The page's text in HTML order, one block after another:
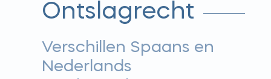
Ontslagrecht
Verschillen Spaans en
Nederlands